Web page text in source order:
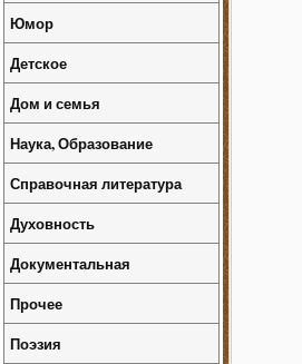
Юмор
Детское
Дом и семья
Наука, Образование
Справочная литература
Духовность
Документальная
Прочее
Поэзия